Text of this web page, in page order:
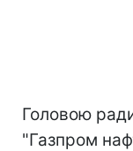
Головою
"Газпром